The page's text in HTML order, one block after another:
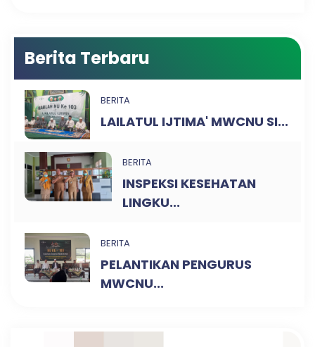
Berita Terbaru
BERITA
LAILATUL IJTIMA' MWCNU SI...
BERITA
INSPEKSI KESEHATAN
LINGKU...
BERITA
PELANTIKAN PENGURUS
MWCNU...